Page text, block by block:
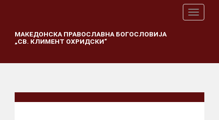
T
o
e
v
i
МАКЕДОНСКА ПРАВОСЛАВНА БОГОСЛОВИЈА
„СВ. КЛИМЕНТ ОХРИДСКИ“